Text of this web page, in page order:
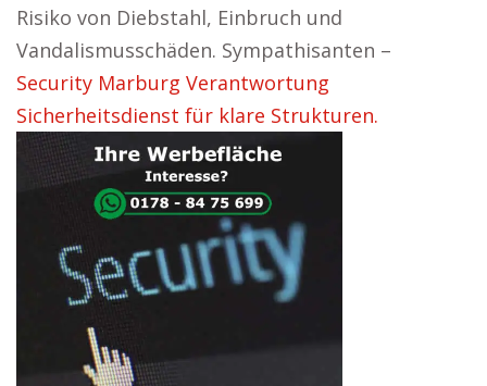
Risiko von Diebstahl, Einbruch und
Vandalismusschäden. Sympathisanten –
Security Marburg Verantwortung
Sicherheitsdienst für klare Strukturen.